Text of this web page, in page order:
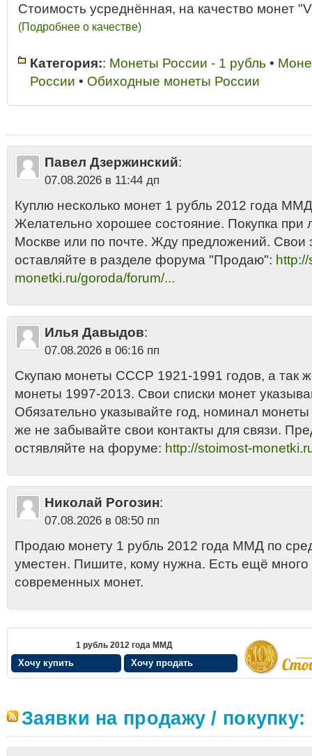
Стоимость усреднённая, на качество монет
(Подробнее о качестве)
Категория:: Монеты России - 1 рубль •
России • Обиходные монеты России
украине стоимость•1 рубль 2012 ММД•1 рубль 2012 цена•1 рубль
гальванопокрытием•1 рубль России Московский монетный двор
Сколько стоит 1 рубль 2012 года
Павел Дзержинский:
07.08.2026 в 11:44 дп
Куплю несколько монет 1 рубль 2012 года
Желательно хорошее состояние. Покупка при
Москве или по почте. Жду предложений. Свои
оставляйте в разделе форума "Продаю":
monetki.ru/goroda/forum/...
Илья Давыдов:
07.08.2026 в 06:16 пп
Скупаю монеты СССР 1921-1991 годов, а так
монеты 1997-2013. Свои списки монет
Обязательно указывайте год, номинал монеты
же не забывайте свои контакты для связи.
остявляйте на форуме: http://stoimost-
Николай Рогозин:
07.08.2026 в 08:50 пп
Продаю монету 1 рубль 2012 года ММД по
уместен. Пишите, кому нужна. Есть ещё
современных монет.
1 рубль 2012 года ММД
Хочу купить Хочу продать
Заявки на продажу / покупку: